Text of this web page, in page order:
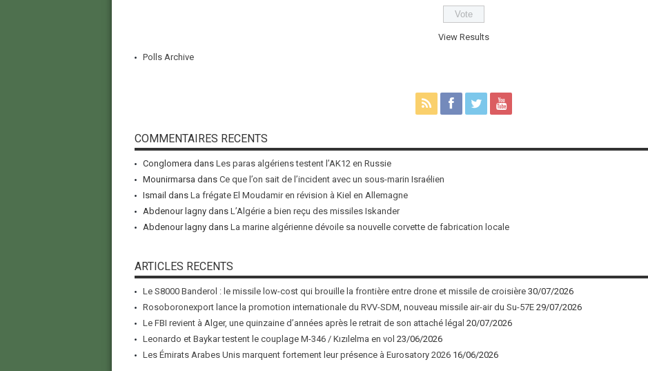
View Results
Polls Archive
COMMENTAIRES RECENTS
Conglomera dans Les paras algériens testent l’AK12 en Russie
Mounirmarsa dans Ce que l’on sait de l’incident avec un sous-marin Israélien
Ismail dans La frégate El Moudamir en révision à Kiel en Allemagne
Abdenour lagnydans L’Algérie a bien reçu des missiles Iskander
Abdenour lagnydans La marine algérienne dévoile sa nouvelle corvette de fabrication locale
ARTICLES RECENTS
Le S8000 Banderol : le missile low-cost qui brouille la frontière entre drone et missile de croisière 30/07/2026
Rosoboronexport lance la promotion internationale du RVV-SDM, nouveau missile air-air du Su-57E 29/07/2026
Le FBI revient à Alger, une quinzaine d’années après le retrait de son attaché légal 20/07/2026
Leonardo et Baykar testent le couplage M-346 / Kızılelma en vol 23/06/2026
Les Émirats Arabes Unis marquent fortement leur présence à Eurosatory 2026 16/06/2026